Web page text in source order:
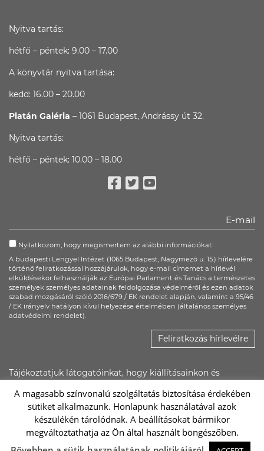
Nyitva tartás:
hétfő – péntek: 9.00 – 17.00
A könyvtár nyitva tartása:
kedd: 16.00 – 20.00
Platán Galéria – 1061 Budapest, Andrássy út 32.
Nyitva tartás:
hétfő – péntek: 10.00 – 18.00
Nyilatkozom, hogy megismertem az alábbi információkat:
A budapesti Lengyel Intézet (1065 Budapest, Nagymező u. 15.) hírlevelére
történő feliratkozással hozzájárulok, hogy e-mail címemet a hírlevél
elküldésekor felhasználják az Európai Parlament és Tanács a természetes
személyek személyes adatainak feldolgozása védelméről és ezen adatok
szabad mozgásáról szóló 2016/679 / EK rendelet alapján, valamint a 95/46
/ EK irányelv hatályon kívül helyezése értelmében (általános személyes
adatvédelmi rendelet).
Feliratkozás hírlevélre
Tájékoztatjuk látogatóinkat, hogy kiállításainkon és
Lengyel Intézet saját felületein, illetőleg promóciós
anyagaiban felhasználhatja.
A magasabb színvonalú szolgáltatás biztosítása érdekében
sütiket alkalmazunk. Honlapunk használatával azok
készülékén tárolódnak. A beállításokat bármikor
megváltoztathatja az Ön által használt böngészőben.